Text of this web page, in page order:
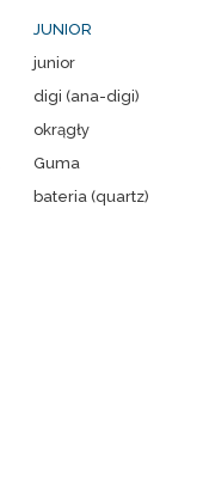
JUNIOR
junior
digi (ana-digi)
okrągły
Guma
bateria (quartz)